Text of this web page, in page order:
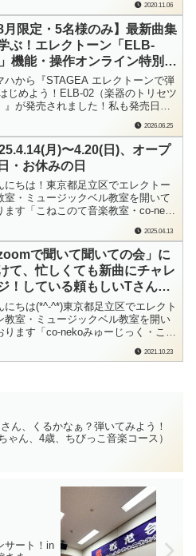
先日のレッスンでの出来事でした。
と、歌ってすごいな…と思ったエピ
ドです。「どうしてそんなにゆっく
いたの？」…その謎はまさかの...
2020.11.06
8月限定・5名様のみ】最新曲集
ぶ！エレクトーン「ELB-
機能・操作オンライン特別講
ハから『STAGEA エレクトーンで弾
じめよう！ELB-02（楽器のトリセツ
』が発売されました！私も発売日に
す♪「ELB-02の操作に自信がな
「ELB-02ならではの操作を、この
マスターしてステップアップした
」そんな大人の方、お...
2026.06.25
月)〜4.20(日)、オープ
・お休みの日
にちは！東京都足立区でエレクトー
室・ミュージックベル教室を開いて
ます「こねこのて音楽教室・co-neko
日曜日に、来週の教室オープン日、
すみの日をお知らせしております。
ログランキングに参加しています。
よろしかったら…ポチっと応援よろ
...
2025.04.13
zoomで聞いて聞いての会」に
て、忙しくても新曲にチャレ
！している頼もしいTさん
代、エレクトーンオンライン
スン）
にちは(*^-^*)東京都足立区でエレクト
教室・ミュージックベル教室を開い
ります「co-nekoみゅーじっく・こね
Tさんは…Tちゃんは5歳からこねこ
2021.10.23
ん、くるかなぁ？弾いてみよう！
ゃん、4歳、ちびっこ音楽コース）
サート！in